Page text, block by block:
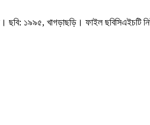
ছবি: ১৯৯৫, খাগড়াছড়ি। ফাইল